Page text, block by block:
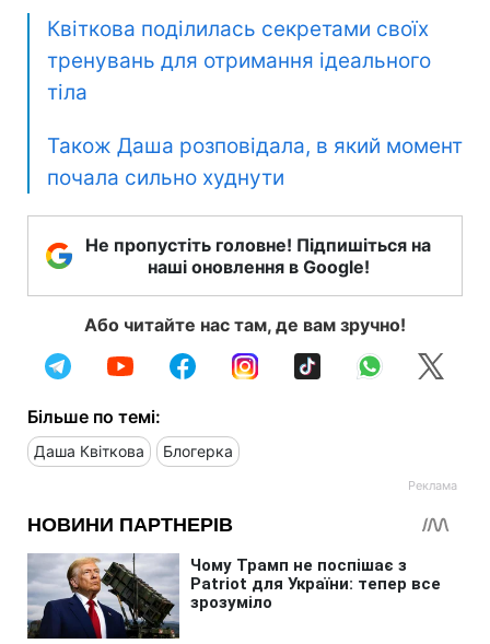
Квіткова поділилась секретами своїх
тренувань для отримання ідеального
тіла
Також Даша розповідала, в який момент
почала сильно худнути
Не пропустіть головне! Підпишіться на
наші оновлення в Google!
Або читайте нас там, де вам зручно!
Більше по темі:
Даша Квіткова Блогерка